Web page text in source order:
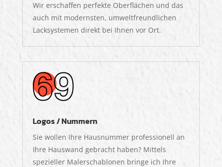
Wir erschaffen perfekte Oberflächen und das
auch mit modernsten, umweltfreundlichen
Lacksystemen direkt bei Ihnen vor Ort.
Logos / Nummern
Sie wollen Ihre Hausnummer professionell an
Ihre Hauswand gebracht haben? Mittels
spezieller Malerschablonen bringe ich Ihre